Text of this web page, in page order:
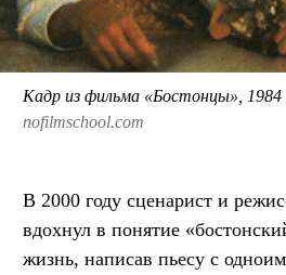
Кадр из фильма «Бостонцы», 1984
nofilmschool.com
В 2000 году сценарист и
вдохнул в понятие
жизнь, написав пьесу с